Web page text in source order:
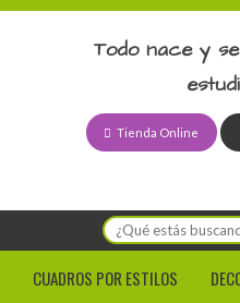
Todo nace y
Tienda Online
CUADROS POR ESTILOS